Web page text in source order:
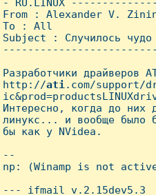
- RU.LINUX
From : Alexander V.
To : All
Subject : Случилось
Разработчики драйверов
http://ati .com/
Интересно, когда до них
линукс... и вообще было
бы как у NVidea.
--
np: (Winamp is not
--- ifmail v.2.15dev5.3